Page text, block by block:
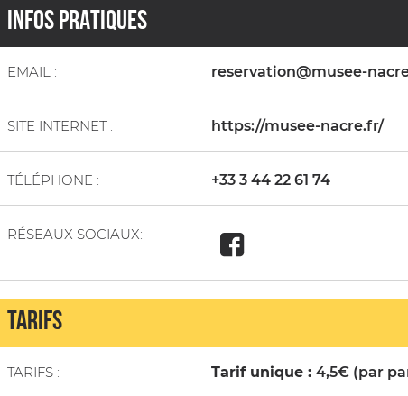
EMAIL : reservation@musee-
SITE INTERNET : https://musee-nacre.fr/
TÉLÉPHONE : +33 3 44 22 61 74
RÉSEAUX SOCIAUX:
INFOS PRATIQUES
TARIFS : Tarif unique : 4,5€ (par
TARIFS